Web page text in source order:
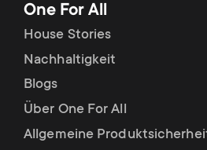
One For All
House Stories
Nachhaltigkeit
Blogs
Über One For All
Allgemeine